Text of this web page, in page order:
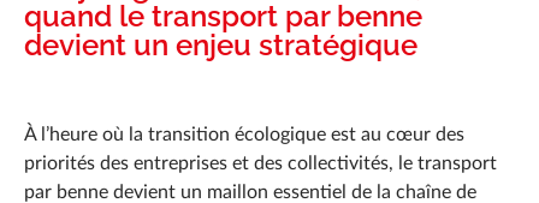
quand le transport par benne
devient un enjeu stratégique
À l’heure où la transition écologique est au cœur des
priorités des entreprises et des collectivités, le transport
par benne devient un maillon essentiel de la chaîne de
Réalisations
FAQ